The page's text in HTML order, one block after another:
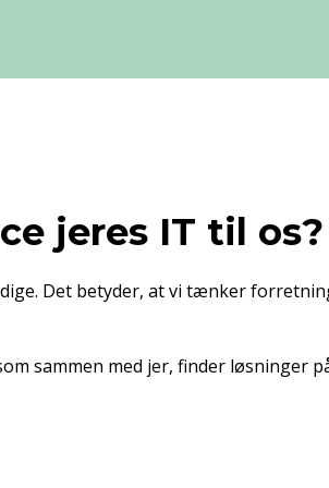
jeres IT til os?
Det betyder, at vi tænker
sammen med jer, finder løsninger